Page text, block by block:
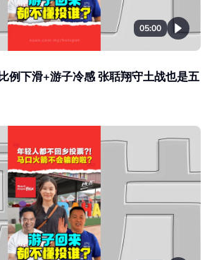
05:00
例下滑+游子冷感 张聒翔守土战也是五